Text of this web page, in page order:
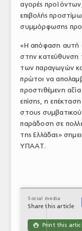
αγορές
επιβολής
συμμόρφωσης
«Η απόφαση αυτή
στην κατεύθυνση
των παραγωγών
πρώτοι να
προστιθέμενη
επίσης, η
στους
παράδοση σε
της Ελλάδας»
ΥΠΑΑΤ.
Social media
Share this article
 Print this